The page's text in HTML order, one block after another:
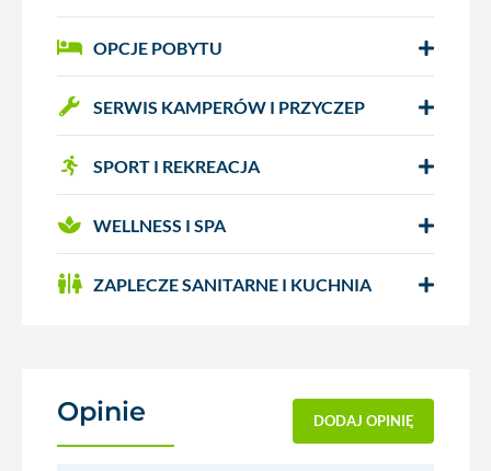
OPCJE POBYTU
SERWIS KAMPERÓW I PRZYCZEP
SPORT I REKREACJA
WELLNESS I SPA
ZAPLECZE SANITARNE I KUCHNIA
Opinie DODAJ OPINIĘ